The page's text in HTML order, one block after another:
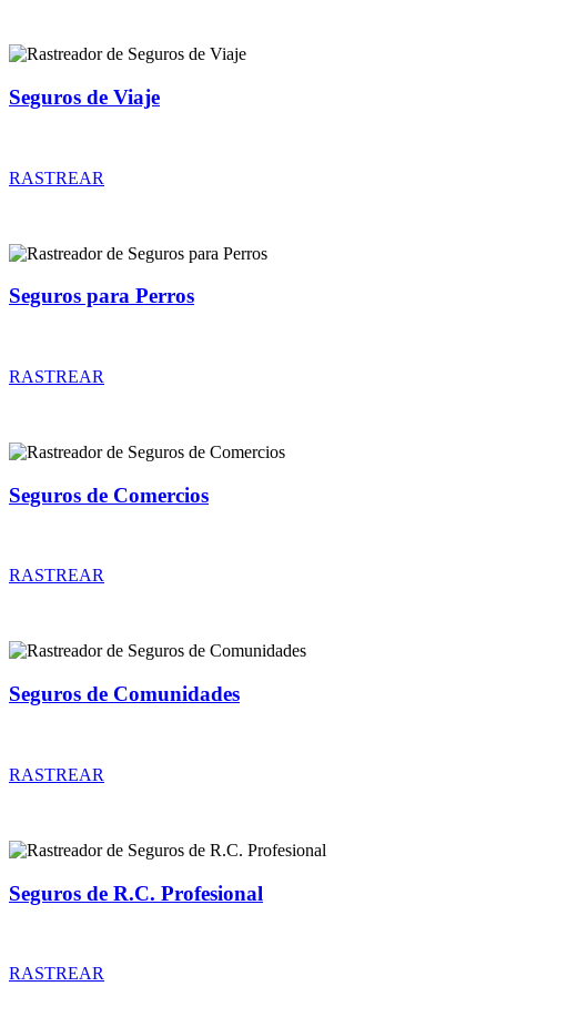
Seguros de Viaje
RASTREAR
Seguros para Perros
RASTREAR
Seguros de Comercios
RASTREAR
Seguros de Comunidades
RASTREAR
Seguros de R.C. Profesional
RASTREAR